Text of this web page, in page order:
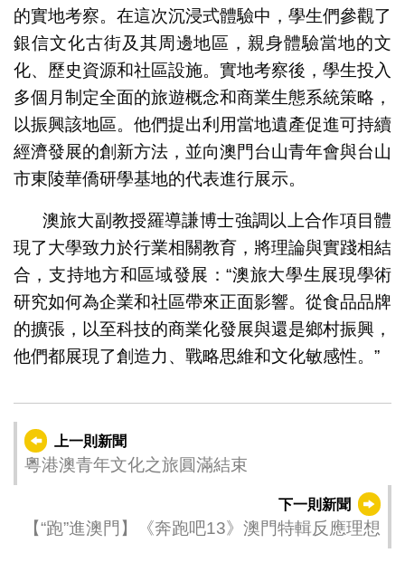
的實地考察。在這次沉浸式體驗中，學生們參觀了
銀信文化古街及其周邊地區，親身體驗當地的文
化、歷史資源和社區設施。實地考察後，學生投入
多個月制定全面的旅遊概念和商業生態系統策略，
以振興該地區。他們提出利用當地遺產促進可持續
經濟發展的創新方法，並向澳門台山青年會與台山
市東陵華僑研學基地的代表進行展示。
澳旅大副教授羅導謙博士強調以上合作項目體
現了大學致力於行業相關教育，將理論與實踐相結
合，支持地方和區域發展：“澳旅大學生展現學術
研究如何為企業和社區帶來正面影響。從食品品牌
的擴張，以至科技的商業化發展與還是鄉村振興，
他們都展現了創造力、戰略思維和文化敏感性。”
上一則新聞
粵港澳青年文化之旅圓滿結束
下一則新聞
【“跑”進澳門】《奔跑吧13》澳門特輯反應理想